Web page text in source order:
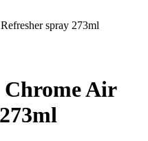
spray 273ml
Air